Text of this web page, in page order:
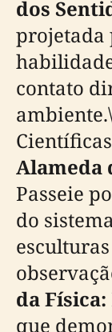
dos
projetada
contato
Alameda
Passeie
do
da Física:
que